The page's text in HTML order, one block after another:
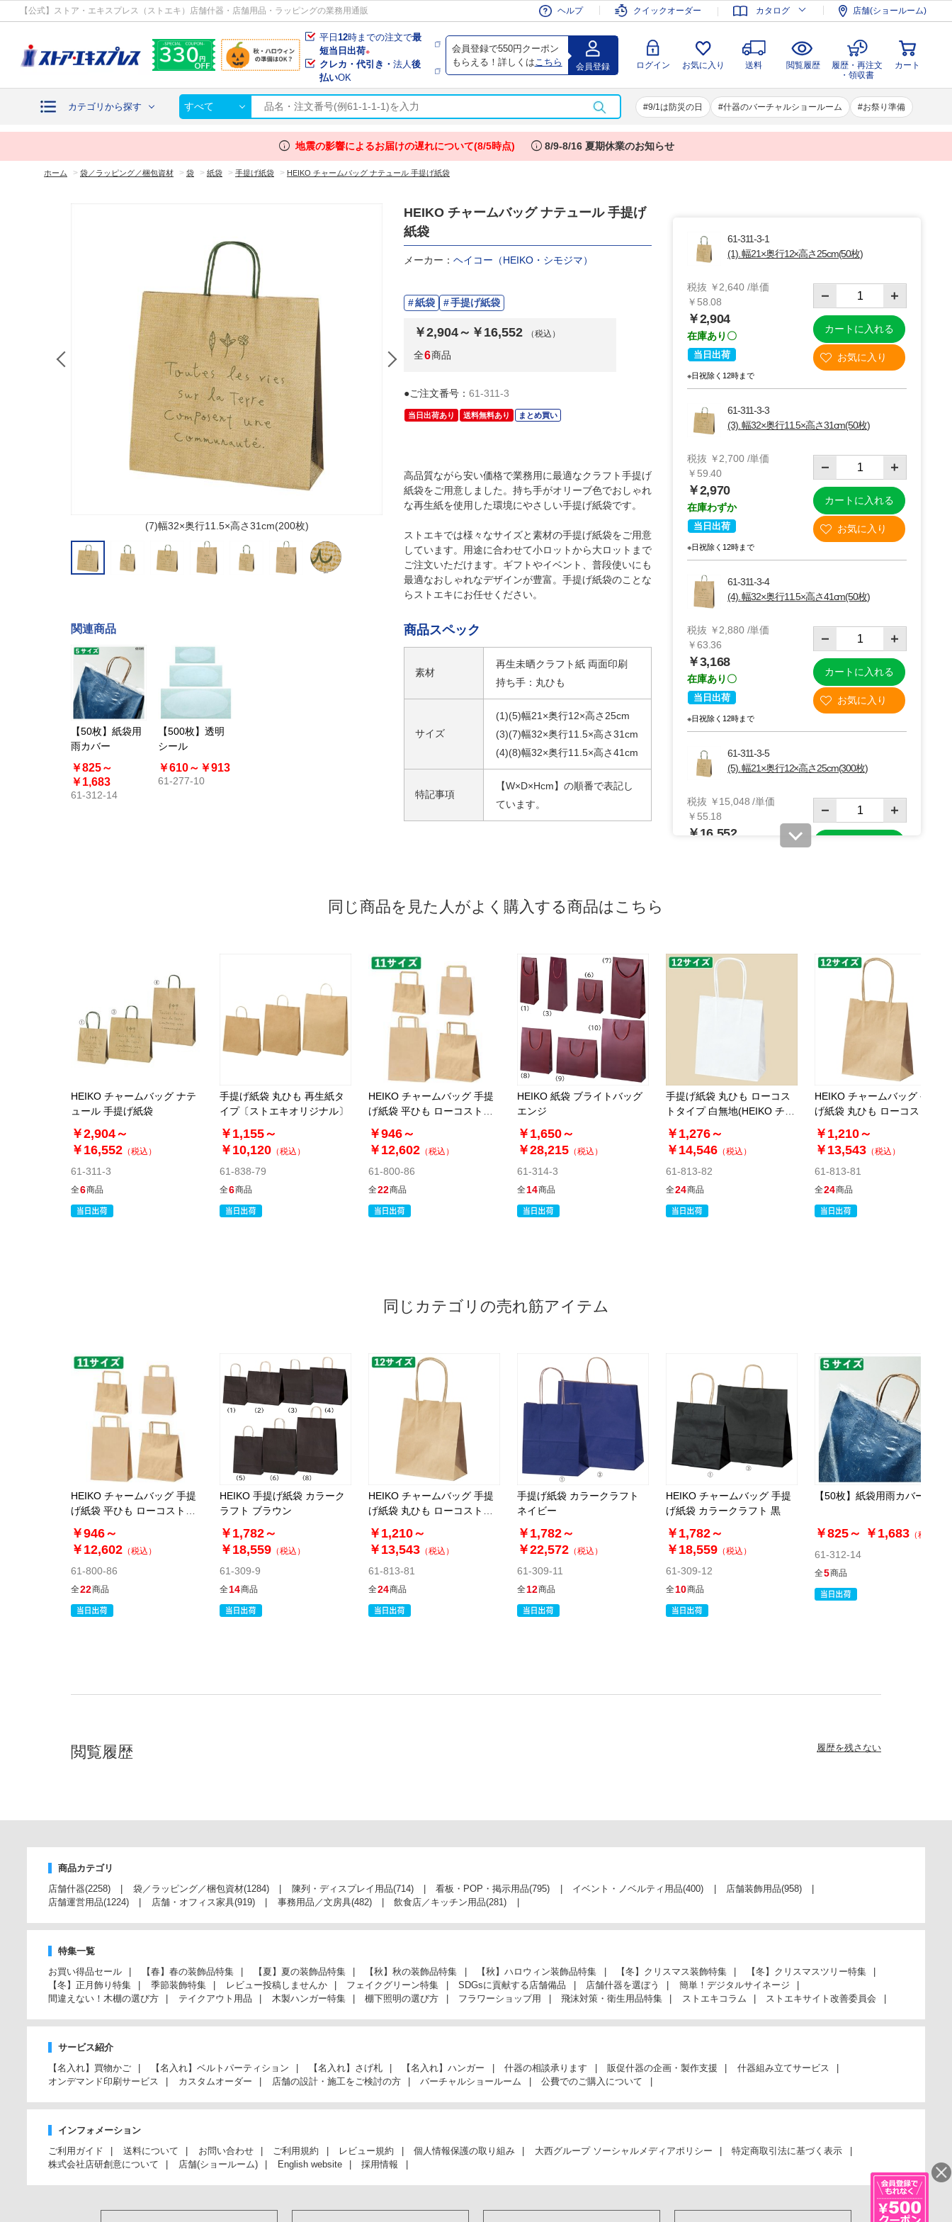
【公式】ストア・エキスプレス（ストエキ）店舗什器・店舗用品・ラッピングの業務用通販 ヘルプ クイックオーダー カタログ 店舗(ショールーム)
平日12時までの注文で最
短当日出荷※
クレカ・代引き・法人後
払いOK
会員登録で550円クーポン
もらえる！詳しくは こちら 会員登録 ログイン お気に入り 送料 閲覧履歴
履歴・再注文
・領収書
カート
カテゴリから探す すべて 9/1は防災の日 什器のバーチャルショールーム お祭り準備
会員登録 ログイン お気に入り 送料 閲覧履歴
履歴・再注文
・領収書
カート
info 地震の影響によるお届けの遅れについて(8/5時点) info 8/9-8/16 夏期休業のお知らせ
ホーム > 袋／ラッピング／梱包資材 > 袋 > 紙袋 > 手提げ紙袋 > HEIKO チャームバッグ ナテュール 手提げ紙袋
(7)幅32×奥行11.5×高さ31cm(200枚) (3)幅32×奥行11.5×高さ31cm(50枚)
関連商品
【50枚】紙袋用
雨カバー
￥825～
￥1,683
61-312-14
【500枚】透明
シール
￥610～ ￥913
61-277-10
HEIKO チャームバッグ ナテュール 手提げ
紙袋
メーカー： ヘイコー（HEIKO・シモジマ）
紙袋 手提げ紙袋
￥2,904～￥16,552 （税込）
全6商品
●ご注文番号： 61-311-3
当日出荷あり 送料無料あり まとめ買い
高品質ながら安い価格で業務用に最適なクラフト手提げ
紙袋をご用意しました。持ち手がオリーブ色でおしゃれ
な再生紙を使用した環境にやさしい手提げ紙袋です。
ストエキでは様々なサイズと素材の手提げ紙袋をご用意
しています。用途に合わせて小ロットから大ロットまで
ご注文いただけます。ギフトやイベント、普段使いにも
最適なおしゃれなデザインが豊富。手提げ紙袋のことな
らストエキにお任せください。
商品スペック
素材
再生未晒クラフト紙 両面印刷
持ち手：丸ひも
サイズ
(1)(5)幅21×奥行12×高さ25cm
(3)(7)幅32×奥行11.5×高さ31cm
(4)(8)幅32×奥行11.5×高さ41cm
特記事項
【W×D×Hcm】の順番で表記し
ています。
61-311-3-1
(1). 幅21×奥行12×高さ25cm(50枚)
税抜 ￥2,640 /単価
￥58.08
￥2,904
在庫あり〇
当日出荷
※日祝除く12時まで
カートに入れる
61-311-3-3
(3). 幅32×奥行11.5×高さ31cm(50枚)
税抜 ￥2,700 /単価
￥59.40
￥2,970
在庫わずか
当日出荷
※日祝除く12時まで
カートに入れる
61-311-3-4
(4). 幅32×奥行11.5×高さ41cm(50枚)
税抜 ￥2,880 /単価
￥63.36
￥3,168
在庫あり〇
当日出荷
※日祝除く12時まで
カートに入れる
61-311-3-5
(5). 幅21×奥行12×高さ25cm(300枚)
税抜 ￥15,048 /単価
￥55.18
￥16,552
税抜 ￥10,260 /単価
￥11,286
08月24日頃の出荷
カートに入れる
61-311-3-8
(8). 幅32×奥行11.5×高さ41cm(200枚)
税抜 ￥10,944 /単価
￥60.19
￥12,038
08月24日頃の出荷
送料無料
同じ商品を見た人がよく購入する商品はこちら
HEIKO チャームバッグ ナテ
ュール 手提げ紙袋
￥2,904～
￥16,552 （税込）
61-311-3
全6商品
手提げ紙袋 丸ひも 再生紙タ
イプ〔ストエキオリジナル〕
￥1,155～
￥10,120 （税込）
61-838-79
全6商品
HEIKO チャームバッグ 手提
げ紙袋 平ひも ローコストタ
イプ 茶無地
￥946～
￥12,602 （税込）
61-800-86
全22商品
HEIKO 紙袋 ブライトバッグ
エンジ
￥1,650～
￥28,215 （税込）
61-314-3
全14商品
手提げ紙袋 丸ひも ローコス
トタイプ 白無地(HEIKO チャ
ームバッグ)
￥1,276～
￥14,546 （税込）
61-813-82
全24商品
HEIKO チャームバッグ 手提
げ紙袋 丸ひも ローコストタ
イプ 茶無地
￥1,210～
￥13,543 （税込）
61-813-81
全24商品
同じカテゴリの売れ筋アイテム
HEIKO チャームバッグ 手提
げ紙袋 平ひも ローコストタ
イプ 茶無地
￥946～
￥12,602 （税込）
61-800-86
全22商品
HEIKO 手提げ紙袋 カラーク
ラフト ブラウン
￥1,782～
￥18,559 （税込）
61-309-9
全14商品
HEIKO チャームバッグ 手提
げ紙袋 丸ひも ローコストタ
イプ 茶無地
￥1,210～
￥13,543 （税込）
61-813-81
全24商品
手提げ紙袋 カラークラフト
ネイビー
￥1,782～
￥22,572 （税込）
61-309-11
全12商品
HEIKO チャームバッグ 手提
げ紙袋 カラークラフト 黒
￥1,782～
￥18,559 （税込）
61-309-12
全10商品
【50枚】紙袋用雨カバー
￥825～ ￥1,683 （税込）
61-312-14
全5商品
閲覧履歴 履歴を残さない
商品カテゴリ
店舗什器(2258) 袋／ラッピング／梱包資材(1284) 陳列・ディスプレイ用品(714) 看板・POP・掲示用品(795) イベント・ノベルティ用品(400) 店舗装飾用品(958)
店舗運営用品(1224) 店舗・オフィス家具(919) 事務用品／文房具(482) 飲食店／キッチン用品(281)
特集一覧
お買い得品セール
【春】春の装飾品特集 【夏】夏の装飾品特集 【秋】秋の装飾品特集 【秋】ハロウィン装飾品特集 【冬】クリスマス装飾特集
【冬】クリスマスツリー特集
【冬】正月飾り特集
季節装飾特集 レビュー投稿しませんか フェイクグリーン特集 SDGsに貢献する店舗備品 店舗什器を選ぼう
簡単！デジタルサイネージ
間違えない！木棚の選び方
テイクアウト用品 木製ハンガー特集 棚下照明の選び方 フラワーショップ用 飛沫対策・衛生用品特集 ストエキコラム ストエキサイト改善委員会
サービス紹介
【名入れ】買物かご
【名入れ】ベルトパーティション 【名入れ】さげ札 【名入れ】ハンガー 什器の相談承ります 販促什器の企画・製作支援
什器組み立てサービス
オンデマンド印刷サービス
カスタムオーダー 店舗の設計・施工をご検討の方 バーチャルショールーム 公費でのご購入について
インフォメーション
ご利用ガイド
送料について お問い合わせ ご利用規約 レビュー規約 個人情報保護の取り組み 大西グループ ソーシャルメディアポリシー
特定商取引法に基づく表示
株式会社店研創意について
店舗(ショールーム) English website 採用情報